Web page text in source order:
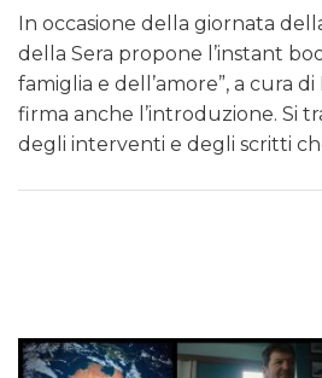
In occasione della giornata
della Sera propone l’instant
famiglia e dell’amore”, a cura
firma anche l’introduzione. Si
degli interventi e degli scritti